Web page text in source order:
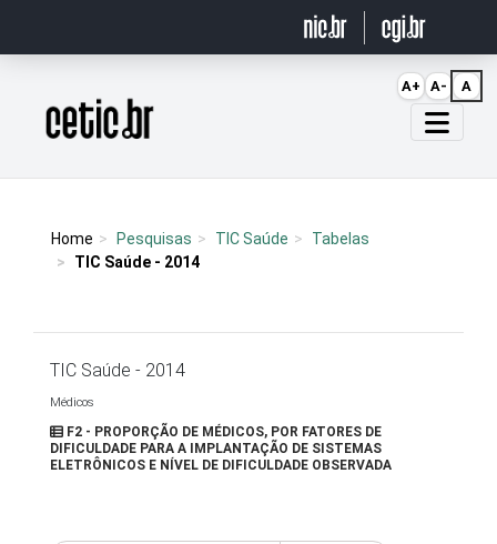
Página inicial
Home Pesquisas TIC Saúde
Tabelas
TIC Saúde - 2014
TIC Saúde - 2014
Médicos
F2 - PROPORÇÃO DE MÉDICOS, POR FATORES DE
DIFICULDADE PARA A IMPLANTAÇÃO DE SISTEMAS
ELETRÔNICOS E NÍVEL DE DIFICULDADE OBSERVADA
A+ A- A